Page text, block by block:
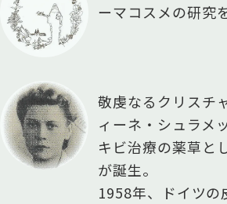
ーマコスメの研究
敬虔なるクリスチ
ィーネ・シュラメ
キビ治療の薬草と
が誕生。
1958年、ドイツの